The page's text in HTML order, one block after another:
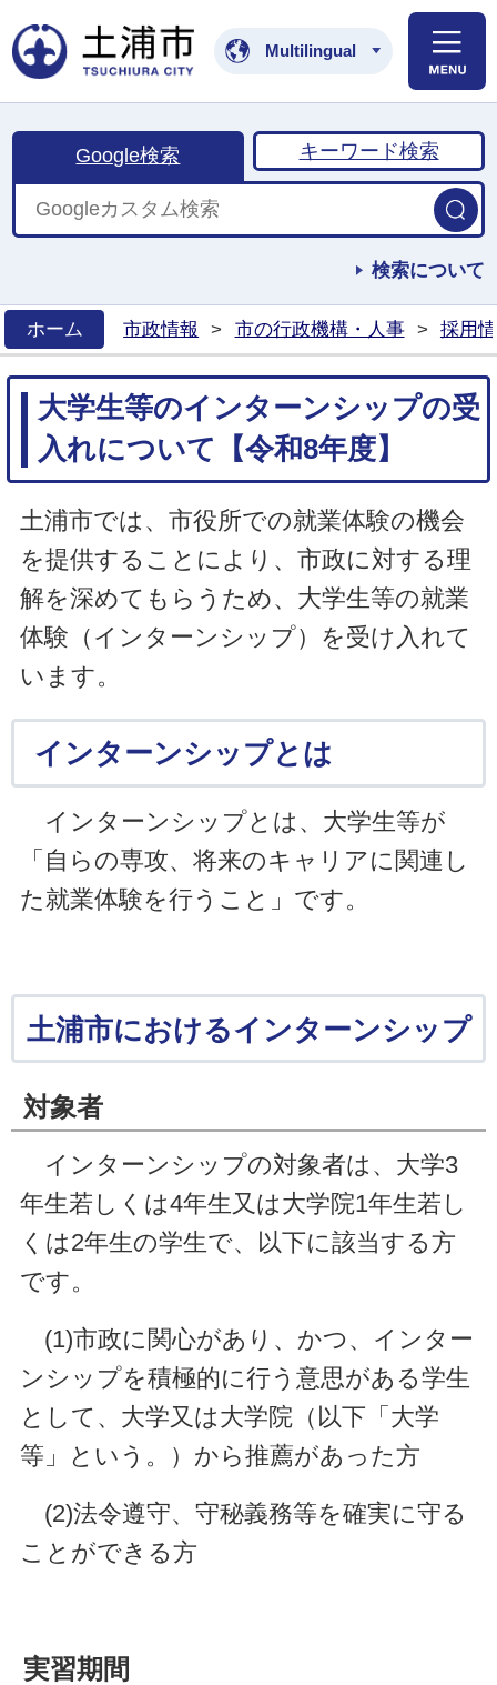
土浦市公式ホームペ
Multilingual
Google検索 キーワード検索
検索について
ホーム
市政情報 > 市の行政機構・人事 > 採用
大学生等のインターンシップの受
入れについて【令和8年度】
土浦市では、市役所での就業体験の機会
を提供することにより、市政に対する理
解を深めてもらうため、大学生等の就業
体験（インターンシップ）を受け入れて
います。
インターンシップとは
インターンシップとは、大学生等が
「自らの専攻、将来のキャリアに関連し
た就業体験を行うこと」です。
土浦市におけるインターンシップ
対象者
インターンシップの対象者は、大学3
年生若しくは4年生又は大学院1年生若し
くは2年生の学生で、以下に該当する方
です。
(1)市政に関心があり、かつ、インター
ンシップを積極的に行う意思がある学生
として、大学又は大学院（以下「大学
等」という。）から推薦があった方
(2)法令遵守、守秘義務等を確実に守る
ことができる方
実習期間